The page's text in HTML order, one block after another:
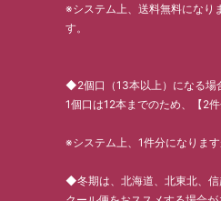
※システム上、送料無料になり
す。
◆2個口（13本以上）になる場
1個口は12本までのため、【2
※システム上、1件分になりま
◆冬期は、北海道、北東北、